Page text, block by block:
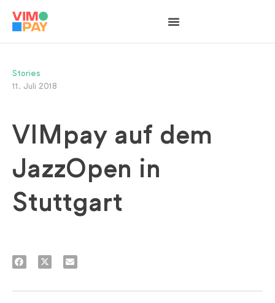
Stories
11. Juli 2018
VIMpay auf dem
JazzOpen in
Stuttgart